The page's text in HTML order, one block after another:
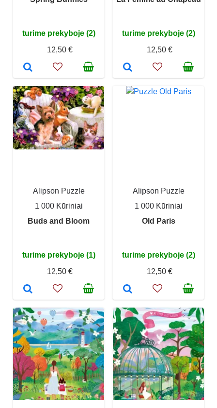
turime prekyboje (2)
12,50 €
turime prekyboje (2)
12,50 €
Alipson Puzzle
1 000 Kūriniai
Buds and Bloom
turime prekyboje (1)
12,50 €
Alipson Puzzle
1 000 Kūriniai
Old Paris
turime prekyboje (2)
12,50 €